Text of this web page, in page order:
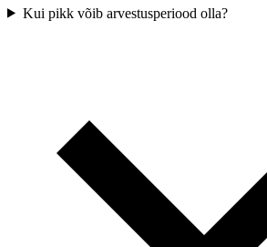
Kui pikk võib arvestusperiood olla?